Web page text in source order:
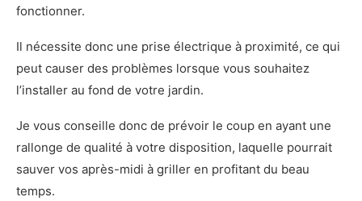
fonctionner.
Il nécessite donc une prise électrique à proximité, ce qui
peut causer des problèmes lorsque vous souhaitez
l’installer au fond de votre jardin.
Je vous conseille donc de prévoir le coup en ayant une
rallonge de qualité à votre disposition, laquelle pourrait
sauver vos après-midi à griller en profitant du beau
temps.